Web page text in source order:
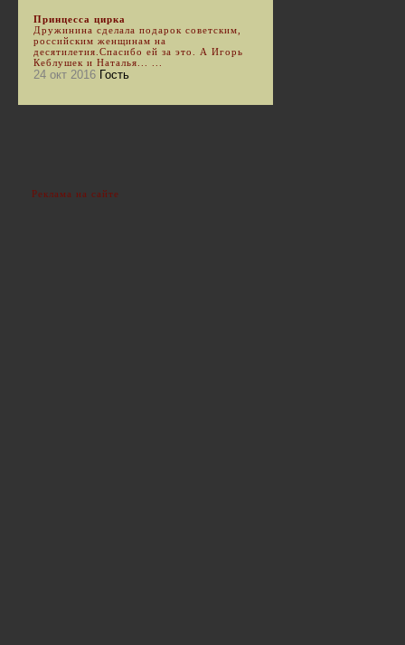
Принцесса цирка
Дружинина сделала подарок советским,
российским женщинам на
десятилетия.Спасибо ей за это. А Игорь
Кеблушек и Наталья... ...
24 окт 2016 Гость
Реклама на сайте